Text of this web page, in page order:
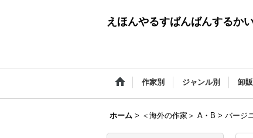
えほんやるすばんばんするか
作家別 ジャンル別 卸
ホーム > ＜海外の作家＞ A・B > バージ